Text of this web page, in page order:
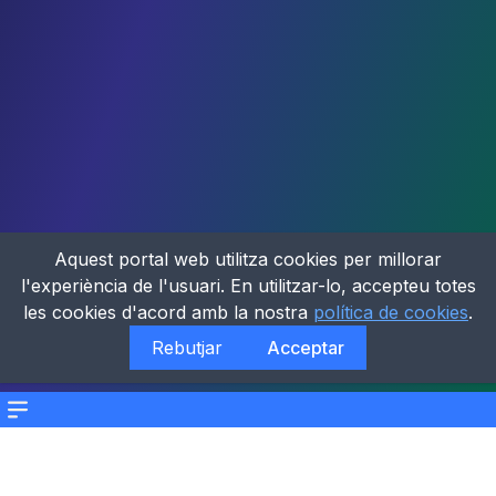
Menu
Aquest portal web utilitza cookies per millorar
l'experiència de l'usuari. En utilitzar-lo, accepteu totes
les cookies d'acord amb la nostra política de cookies.
Rebutjar
Acceptar